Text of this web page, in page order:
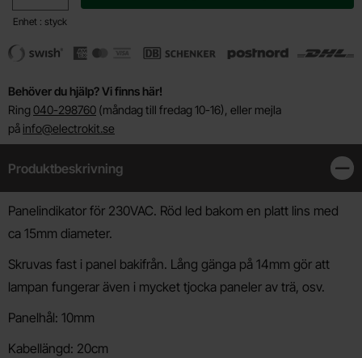
Enhet : styck
Behöver du hjälp? Vi finns här!
Ring 040-298760 (måndag till fredag 10-16), eller mejla
på info@electrokit.se
Produktbeskrivning
Produktbeskrivning
Panelindikator för 230VAC. Röd led bakom en platt lins med
ca 15mm diameter.
Skruvas fast i panel bakifrån. Lång gänga på 14mm gör att
lampan fungerar även i mycket tjocka paneler av trä, osv.
Panelhål: 10mm
Kabellängd: 20cm